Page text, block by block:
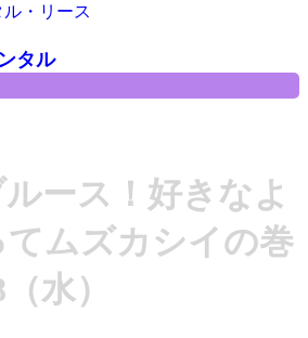
・リース
タル
ース！好きなよ
てムズカシイの巻
水）